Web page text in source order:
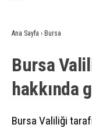
Ana Sayfa › Bursa
Bursa
hakkında
Bursa Valiliği